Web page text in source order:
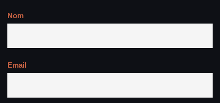
Nom
Email